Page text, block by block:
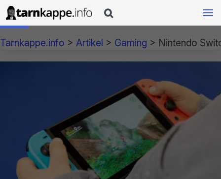

Tarnkappe.info > Artikel > Gaming > Nintendo